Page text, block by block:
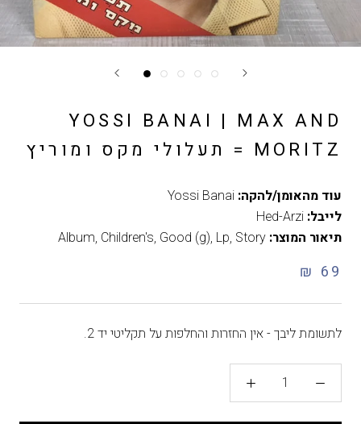
YOSSI BANAI | MAX AND
MORITZ = תעלולי מקס ומוריץ
עוד מהאומן/להקה: Yossi Banai
לייבל: Hed-Arzi
תיאור המוצר:
Album, Children's, Good (g), Lp, Story
69 ₪
לתשומת ליבך - אין החזרות והחלפות על תקליטי יד 2.